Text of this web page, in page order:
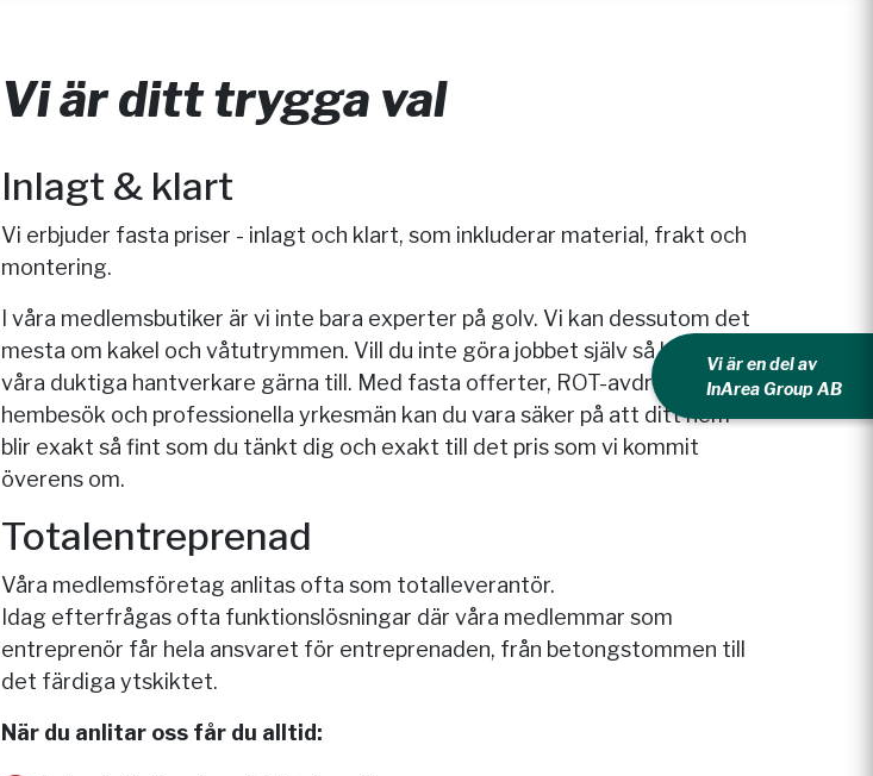
Vi är en del av
InArea Group AB
Vi är ditt trygga val
Inlagt & klart
Vi erbjuder fasta priser - inlagt och klart, som inkluderar material, frakt och
montering.
I våra medlemsbutiker är vi inte bara experter på golv. Vi kan dessutom det
mesta om kakel och våtutrymmen. Vill du inte göra jobbet själv så hjälper
våra duktiga hantverkare gärna till. Med fasta offerter, ROT-avdrag, gratis
hembesök och professionella yrkesmän kan du vara säker på att ditt hem
blir exakt så fint som du tänkt dig och exakt till det pris som vi kommit
överens om.
Totalentreprenad
Våra medlemsföretag anlitas ofta som totalleverantör.
Idag efterfrågas ofta funktionslösningar där våra medlemmar som
entreprenör får hela ansvaret för entreprenaden, från betongstommen till
det färdiga ytskiktet.
När du anlitar oss får du alltid: